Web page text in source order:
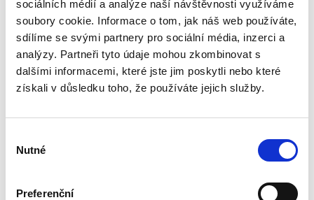
sociálních médií a analýze naší návštěvnosti využíváme
soubory cookie. Informace o tom, jak náš web používáte,
sdílíme se svými partnery pro sociální média, inzerci a
analýzy. Partneři tyto údaje mohou zkombinovat s
dalšími informacemi, které jste jim poskytli nebo které
získali v důsledku toho, že používáte jejich služby.
souhlasu
Nutné
Preferenční
Publikace přináší analýzu právní regulace
kyberprostoru, bezpečnosti informací a
kybernetické bezpečnosti v širších teoretických
a praktických souvislostech ve snaze objasnit
úlohu státu a limity...